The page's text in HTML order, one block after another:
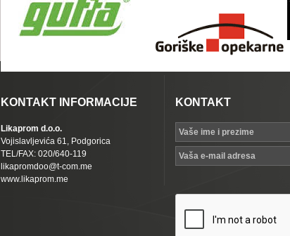
KONTAKT INFORMACIJE
Likaprom d.o.o.
Vojislavljevića 61, Podgorica
TEL/FAX: 020/640-119
likapromdoo@t-com.me
www.likaprom.me
KONTAKT